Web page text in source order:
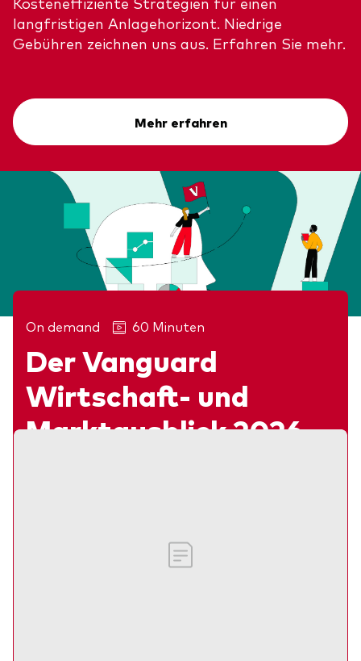
langfristigen Anlagehorizont. Niedrige
Gebühren zeichnen uns aus. Erfahren Sie mehr.
Mehr erfahren
On demand 60 Minuten
Der Vanguard
Wirtschaft- und
Marktausblick 2026
Verwandte Inhalte